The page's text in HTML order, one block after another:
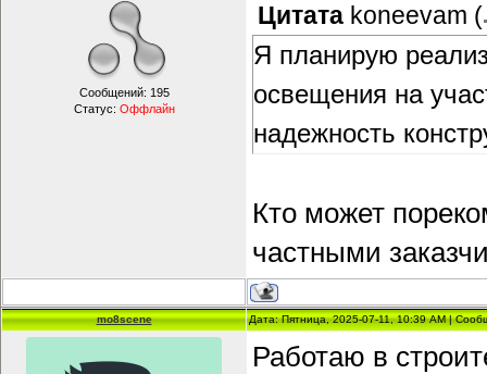
Сообщений: 195
Статус: Оффлайн
Цитата koneevam (
Я планирую
освещения на
надежность
Кто может
частными
mo8scene Дата: Пятница, 2025-07-11, 10:39 AM |
Работаю в